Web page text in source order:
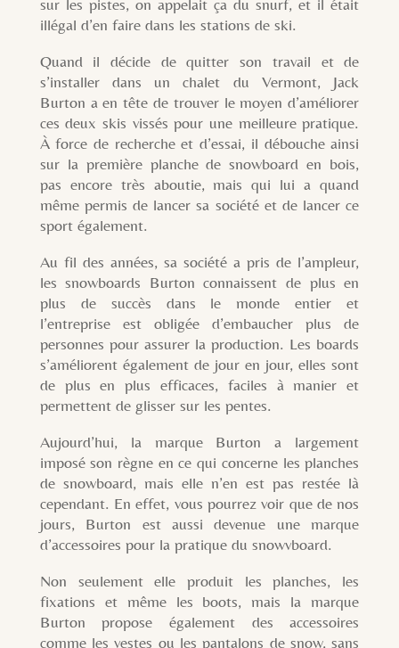
sur les pistes, on appelait ça du snurf, et il était
illégal d’en faire dans les stations de ski.
Quand il décide de quitter son travail et de
s’installer dans un chalet du Vermont, Jack
Burton a en tête de trouver le moyen d’améliorer
ces deux skis vissés pour une meilleure pratique.
À force de recherche et d’essai, il débouche ainsi
sur la première planche de snowboard en bois,
pas encore très aboutie, mais qui lui a quand
même permis de lancer sa société et de lancer ce
sport également.
Au fil des années, sa société a pris de l’ampleur,
les snowboards Burton connaissent de plus en
plus de succès dans le monde entier et
l’entreprise est obligée d’embaucher plus de
personnes pour assurer la production. Les boards
s’améliorent également de jour en jour, elles sont
de plus en plus efficaces, faciles à manier et
permettent de glisser sur les pentes.
Aujourd’hui, la marque Burton a largement
imposé son règne en ce qui concerne les planches
de snowboard, mais elle n’en est pas restée là
cependant. En effet, vous pourrez voir que de nos
jours, Burton est aussi devenue une marque
d’accessoires pour la pratique du snowvboard.
Non seulement elle produit les planches, les
fixations et même les boots, mais la marque
Burton propose également des accessoires
comme les vestes ou les pantalons de snow, sans